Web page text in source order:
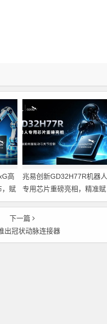
高
，赋
新
兆易创新GD32H77R机器人
专用芯片重磅亮相，精准赋
能伺服驱动与关节控制
下一篇
出冠状动脉连接器